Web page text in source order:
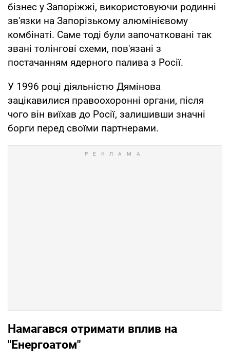
бізнес у Запоріжжі, використовуючи родинні
зв'язки на Запорізькому алюмінієвому
комбінаті. Саме тоді були започатковані так
звані толінгові схеми, пов'язані з
постачанням ядерного палива з Росії.
У 1996 році діяльністю Дямінова
зацікавилися правоохоронні органи, після
чого він виїхав до Росії, залишивши значні
борги перед своїми партнерами.
Намагався отримати вплив на
"Енергоатом"